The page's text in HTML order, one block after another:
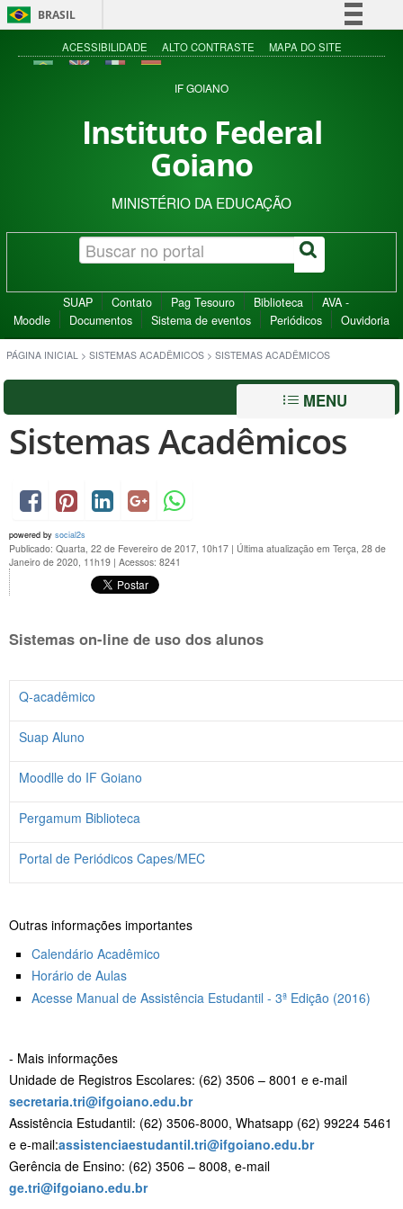
BRASIL
Simplifique!
Acesso à informação
ACESSIBILIDADE ALTO CONTRASTE MAPA DO SITE
IF GOIANO
Instituto Federal
Goiano
MINISTÉRIO DA EDUCAÇÃO
SUAP Contato Pag Tesouro Biblioteca
AVA -
Moodle
Documentos Sistema de eventos Periódicos Ouvidoria
PÁGINA INICIAL > SISTEMAS ACADÊMICOS > SISTEMAS ACADÊMICOS
MENU
Sistemas Acadêmicos
powered by social2s
Publicado: Quarta, 22 de Fevereiro de 2017, 10h17 | Última atualização em Terça, 28 de
Janeiro de 2020, 11h19 | Acessos: 8241
Sistemas on-line de uso dos alunos
Q-acadêmico
Suap Aluno
Moodlle do IF Goiano
Pergamum Biblioteca
Portal de Periódicos Capes/MEC
Outras informações importantes
Calendário Acadêmico
Horário de Aulas
Acesse Manual de Assistência Estudantil - 3ª Edição (2016)
- Mais informações
Unidade de Registros Escolares: (62) 3506 – 8001 e e-mail
secretaria.tri@ifgoiano.edu.br
Assistência Estudantil: (62) 3506-8000, Whatsapp (62) 99224 5461
e e-mail:assistenciaestudantil.tri@ifgoiano.edu.br
Gerência de Ensino: (62) 3506 – 8008, e-mail
ge.tri@ifgoiano.edu.br